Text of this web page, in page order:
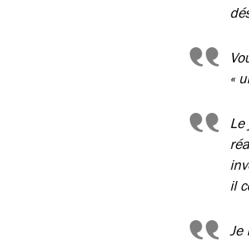
«
Le
il
Je